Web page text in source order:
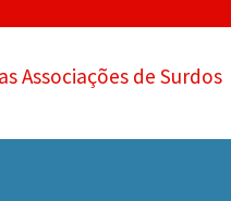
Associações de Surdos